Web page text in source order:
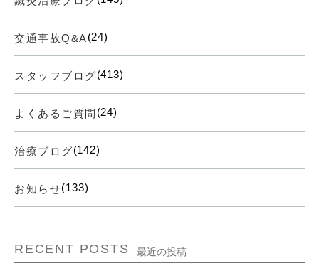
交通事故Q&A(24)
スタッフブログ(413)
よくあるご質問 (24)
治療ブログ(142)
お知らせ(133)
RECENT POSTS 最近の投稿